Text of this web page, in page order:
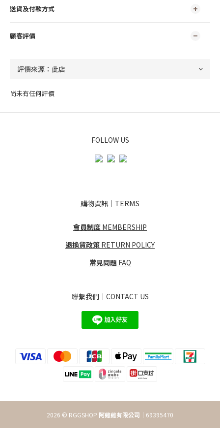
送貨及付款方式
顧客評價
尚未有任何評價
FOLLOW US
購物資訊｜TERMS
會員制度 MEMBERSHIP
退換貨政策 RETURN POLICY
常見問題 FAQ
聯繫我們｜CONTACT US
2026 © RGGSHOP 阿雞雞有限公司 ｜69395470